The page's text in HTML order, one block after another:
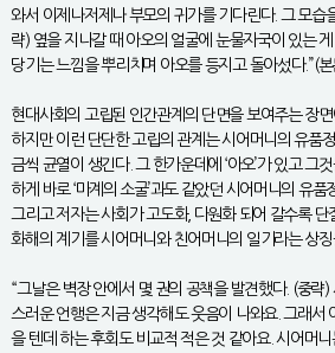
와서 이제나저제나 부모의 귀가를 기다린다. 그 모습
략) 옆을 지나갈 때 아오의 얼굴에 눈물자국이 있는
당기는 느낌을 뿌리치며 아오를 등지고 돌아섰다.”(본
현대사회의 고립된 인간관계의 단면을 보여주는 장면
하지만 이런 단단한 고립의 관계는 시어머니의 유품
금씩 균열이 생긴다. 그 한가운데에 ‘아오’가 있고 그
하게 바로 ‘마계의 소굴’과도 같았던 시어머니의 유품
그리고 저자는 사회가 고도화, 다원화 되어 갈수록
화해의 계기를 시어머니와 친어머니의 일기라는 상
“그날은 벽장 안에서 몇 권의 공책을 발견했다. (중략
스러운 언행은 지금 생각해도 웃음이 나와요. 그래서
을 텐데 하는 후회도 비교적 적은 것 같아요. 시어머